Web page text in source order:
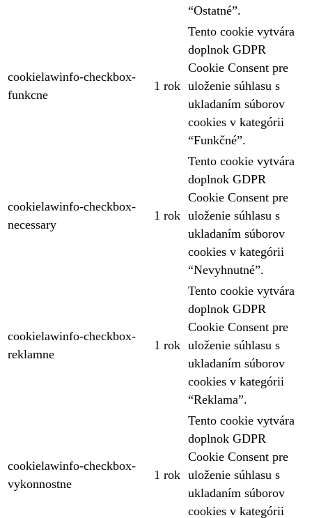
“Ostatné”.
cookielawinfo-checkbox-
funkcne
1 rok
Tento cookie vytvára
doplnok GDPR
Cookie Consent pre
uloženie súhlasu s
ukladaním súborov
cookies v kategórii
“Funkčné”.
cookielawinfo-checkbox-
necessary
1 rok
Tento cookie vytvára
doplnok GDPR
Cookie Consent pre
uloženie súhlasu s
ukladaním súborov
cookies v kategórii
“Nevyhnutné”.
cookielawinfo-checkbox-
reklamne
1 rok
Tento cookie vytvára
doplnok GDPR
Cookie Consent pre
uloženie súhlasu s
ukladaním súborov
cookies v kategórii
“Reklama”.
cookielawinfo-checkbox-
vykonnostne
1 rok
Tento cookie vytvára
doplnok GDPR
Cookie Consent pre
uloženie súhlasu s
ukladaním súborov
cookies v kategórii